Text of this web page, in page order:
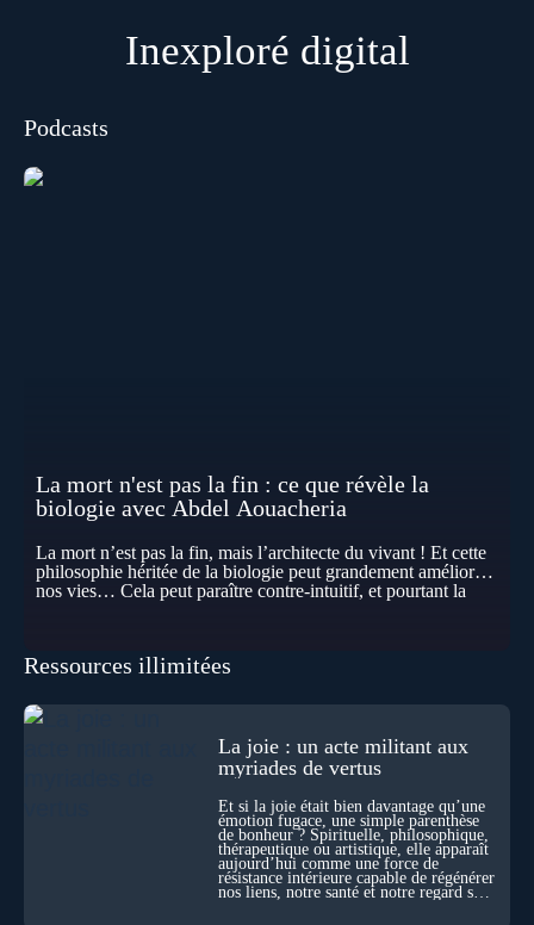
Inexploré digital
Podcasts
La mort n'est pas la fin : ce que révèle la
biologie avec Abdel Aouacheria
La mort n’est pas la fin, mais l’architecte du vivant ! Et cette
philosophie héritée de la biologie peut grandement améliorer
nos vies… Cela peut paraître contre-intuitif, et pourtant la
se construisent grâce à des milliers de morts cellulaires
effacements nécessaires façonnent la vie elle-même. À toutes
les échelles, la mort apparaît moins comme une rupture que
comme une logique active du vivant. Alors, la biologie peut-
elle transformer notre manière de penser la mort ? Existe-t-il
des ponts avec nos intuitions métaphysiques sur le cycle de
l’âme ? Nous en parlons avec Abdel Aouacheria, docteur en
biochimie et spécialiste de la mort cellulaire.
Ressources illimitées
La joie : un acte militant aux
myriades de vertus
Et si la joie était bien davantage qu’une
émotion fugace, une simple parenthèse
de bonheur ? Spirituelle, philosophique,
thérapeutique ou artistique, elle apparaît
aujourd’hui comme une force de
résistance intérieure capable de régénérer
nos liens, notre santé et notre regard sur